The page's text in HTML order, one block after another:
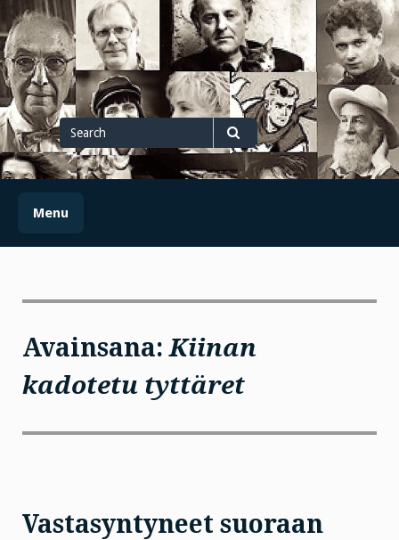
Skip
to
content
Search
for
Search
Menu
Avainsana:Kiinan
kadotetu tyttäret
Vastasyntyneet suoraan